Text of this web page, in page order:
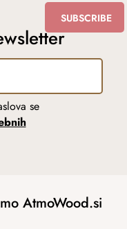
se
SUBSCRIBE
AtmoWood.si